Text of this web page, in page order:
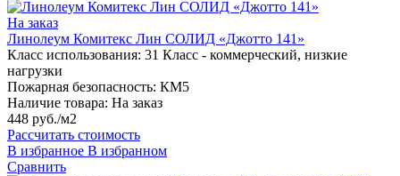
На заказ
Линолеум Комитекс Лин СОЛИД «Джотто 141»
Класс использования: 31 Класс - коммерческий, низкие
нагрузки
Пожарная безопасность: КМ5
Наличие товара: На заказ
448 руб./м2
Рассчитать стоимость
В избранное В избранном
Сравнить